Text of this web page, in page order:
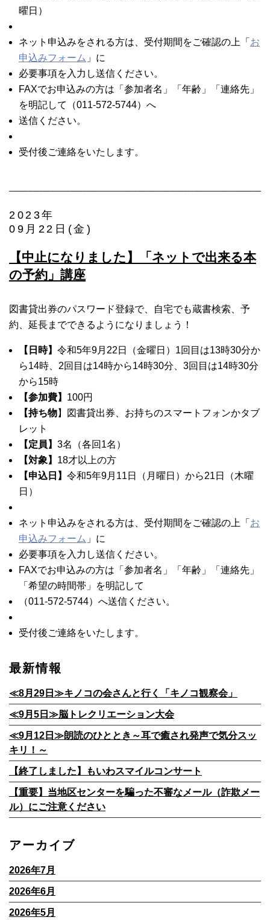
曜日）
ネット申込みをされる方は、受付期間をご確認の上「 お
申込みフォーム 」に
必要事項を入力し送信ください。
FAXでお申込みの方は「参加者名」「年齢」「連絡先」
を明記して（011-572-5744）へ
送信ください。
受付後ご連絡をいたします。
2023年
09月22日(金)
【中止になりました】「ネットで出来る本
の予約」講座
図書貸出券のパスワード登録で、自宅でも蔵書検索、予
約、延長までできるようになりましょう！
【日時】 令和5年9月22日（金曜日）1回目は13時30分か
ら14時、2回目は14時から14時30分、3回目は14時30分
から15時
【参加費】 100円
【持ち物】図書貸出券、お持ちのスマートフォンかタブ
レット
【定員】 3名（各回1名）
【対象】 18才以上の方
【申込日】 令和5年9月11日（月曜日）から21日（木曜
日）
ネット申込みをされる方は、受付期間をご確認の上「 お
申込みフォーム 」に
必要事項を入力し送信ください。
FAXでお申込みの方は「参加者名」「年齢」「連絡先」
「希望の時間帯」を明記して
（011-572-5744）へ送信ください。
受付後ご連絡をいたします。
最新情報
≪8月29日≫キノコの会さんと行く「キノコ観察会」
≪9月5日≫脳トレクリエーション大会
≪9月12日≫朗読のひととき～耳で癒され発声で気分スッ
キリ！～
【終了しました】もいわスマイルコンサート
【重要】当地区センターを騙った不審なメール（詐欺メー
ル）にご注意ください
アーカイブ
2026年7月
2026年6月
2026年5月